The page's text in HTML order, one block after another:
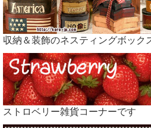
収納＆装飾のネスティングボック
ストロベリー雑貨コーナーです